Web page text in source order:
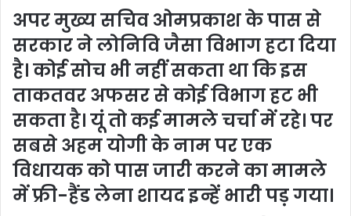
अपर मुख्य सचिव ओमप्रकाश के पास से
सरकार ने लोनिवि जैसा विभाग हटा दिया
है। कोई सोच भी नहीं सकता था कि इस
ताकतवर अफसर से कोई विभाग हट भी
सकता है। यूं तो कई मामले चर्चा में रहे। पर
सबसे अहम योगी के नाम पर एक
विधायक को पास जारी करने का मामले
में फ्री-हैंड लेना शायद इन्हें भारी पड़ गया।